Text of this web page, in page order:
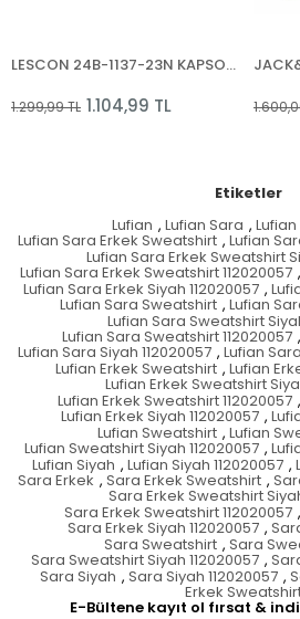
LESCON 24B-1137-23N KAPSONLU SWEATSHIRT
1.104,99 TL
TL 1.600,00 TL
Etiketler
Lufian , Lufian Sara ,
Lufian Sara Erkek Sweatshirt , Lufian
Lufian Sara Erkek Sweatshirt
Lufian Sara Erkek Sweatshirt 112020057 ,
Lufian Sara Erkek Siyah 112020057 ,
Lufian Sara Sweatshirt , Lufian
Lufian Sara Sweatshirt
Lufian Sara Sweatshirt 112020057 ,
Lufian Sara Siyah 112020057 , Lufian
Lufian Erkek Sweatshirt , Lufian
Lufian Erkek Sweatshirt
Lufian Erkek Sweatshirt 112020057 ,
Lufian Erkek Siyah 112020057 ,
Lufian Sweatshirt , Lufian
Lufian Sweatshirt Siyah 112020057 ,
Lufian Siyah , Lufian Siyah 112020057 ,
Sara Erkek , Sara Erkek Sweatshirt ,
Sara Erkek Sweatshirt
Sara Erkek Sweatshirt 112020057 ,
Sara Erkek Siyah 112020057 ,
Sara Sweatshirt , Sara
Sara Sweatshirt Siyah 112020057 ,
Sara Siyah , Sara Siyah 112020057 ,
Erkek
E-Bültene kayıt ol fırsat &